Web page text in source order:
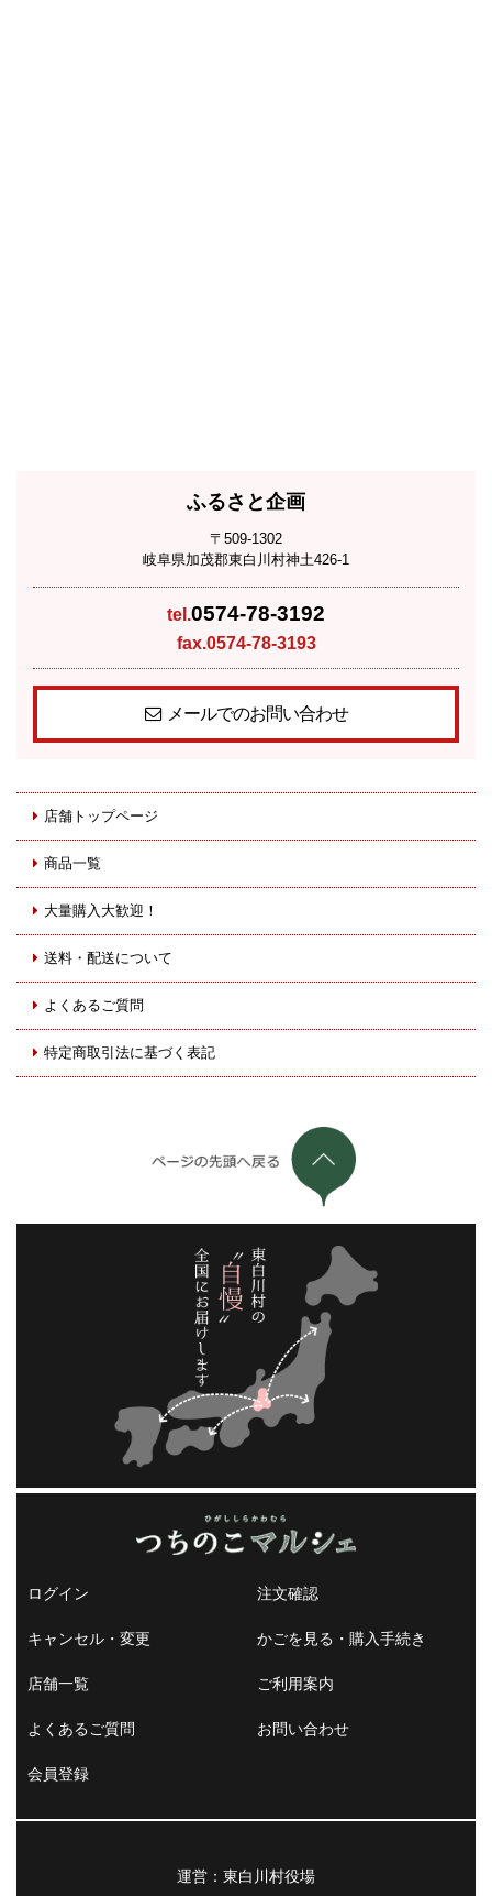
ふるさと企画
〒509-1302
岐阜県加茂郡東白川村神土426-1
tel.0574-78-3192
fax.0574-78-3193
メールでのお問い合わせ
店舗トップページ
商品一覧
大量購入大歓迎！
送料・配送について
よくあるご質問
特定商取引法に基づく表記
ログイン 注文確認
キャンセル・変更 かごを見る・購入手続き
店舗一覧 ご利用案内
よくあるご質問 お問い合わせ
会員登録
運営：東白川村役場